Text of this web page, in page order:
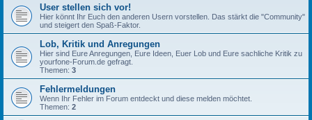
User stellen sich vor!
Hier könnt Ihr Euch den anderen Usern vorstellen. Das stärkt die "Community"
und steigert den Spaß-Faktor.
Lob, Kritik und Anregungen
Hier sind Eure Anregungen, Eure Ideen, Euer Lob und Eure sachliche Kritik zu
yourfone-Forum.de gefragt.
Themen: 3
Fehlermeldungen
Wenn Ihr Fehler im Forum entdeckt und diese melden möchtet.
Themen: 2